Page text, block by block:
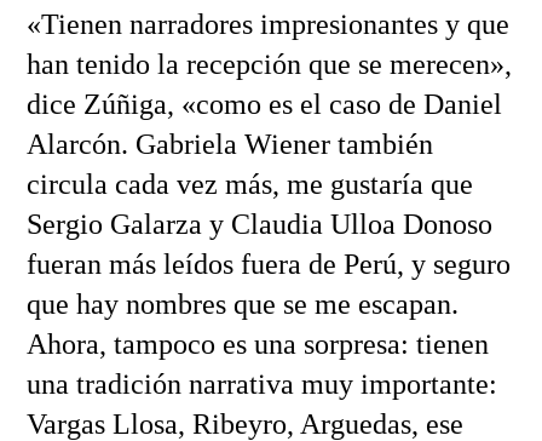
«Tienen narradores impresionantes y que
han tenido la recepción que se merecen»,
dice Zúñiga, «como es el caso de Daniel
Alarcón. Gabriela Wiener también
circula cada vez más, me gustaría que
Sergio Galarza y Claudia Ulloa Donoso
fueran más leídos fuera de Perú, y seguro
que hay nombres que se me escapan.
Ahora, tampoco es una sorpresa: tienen
una tradición narrativa muy importante:
Vargas Llosa, Ribeyro, Arguedas, ese